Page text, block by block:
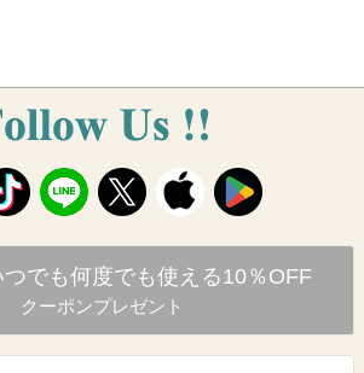
つでも何度でも使える10％OFF
クーポンプレゼント